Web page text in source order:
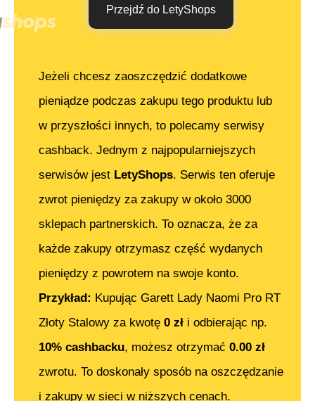
Przejdź do LetyShops
Jeżeli chcesz zaoszczędzić dodatkowe
pieniądze podczas zakupu tego produktu lub
w przyszłości innych, to polecamy serwisy
cashback. Jednym z najpopularniejszych
serwisów jest LetyShops. Serwis ten oferuje
zwrot pieniędzy za zakupy w około 3000
sklepach partnerskich. To oznacza, że za
każde zakupy otrzymasz część wydanych
pieniędzy z powrotem na swoje konto.
Przykład: Kupując Garett Lady Naomi Pro RT
Złoty Stalowy za kwotę 0 zł i odbierając np.
10% cashbacku, możesz otrzymać 0.00 zł
zwrotu. To doskonały sposób na oszczędzanie
i zakupy w sieci w niższych cenach.